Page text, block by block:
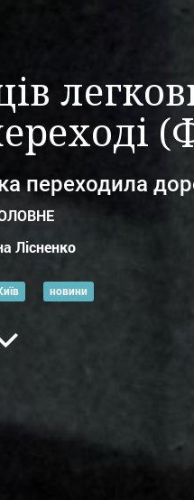
переходила
Лісненко
новини